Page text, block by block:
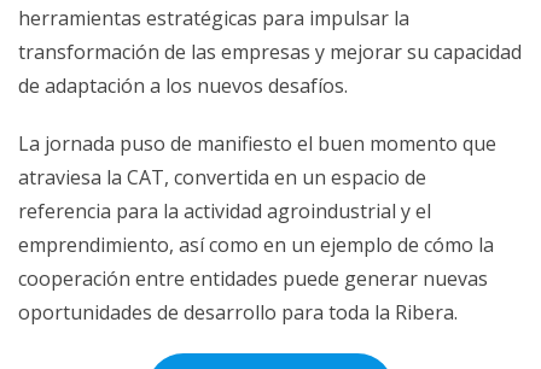
herramientas estratégicas para impulsar la
transformación de las empresas y mejorar su capacidad
de adaptación a los nuevos desafíos.
La jornada puso de manifiesto el buen momento que
atraviesa la CAT, convertida en un espacio de
referencia para la actividad agroindustrial y el
emprendimiento, así como en un ejemplo de cómo la
cooperación entre entidades puede generar nuevas
oportunidades de desarrollo para toda la Ribera.